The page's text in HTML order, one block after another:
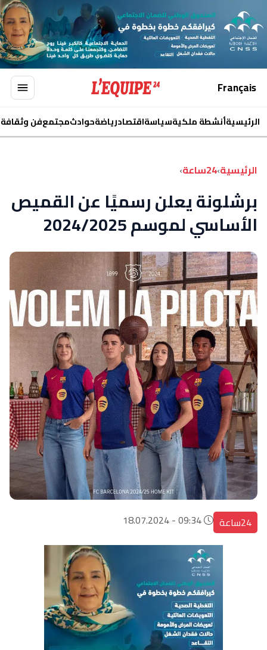
Français
الرئيسيةأنشطة ملكيةسياسةاقتصادرياضةحوادثمجتمعفن وثقافة
الرئيسية›24ساعة ›
برشلونة يعلن رسميًا عن القميص
الأساسي لموسم 2024/2025
24ساعة